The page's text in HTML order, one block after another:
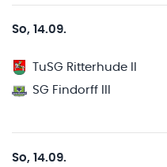
So, 14.09.
TuSG Ritterhude II
SG Findorff III
So, 14.09.